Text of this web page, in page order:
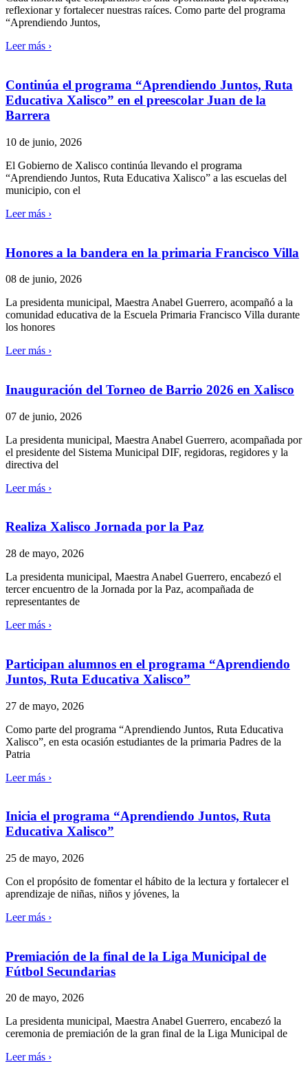
reflexionar y fortalecer nuestras raíces. Como parte del programa
“Aprendiendo Juntos,
Leer más ›
Continúa el programa “Aprendiendo Juntos, Ruta
Educativa Xalisco” en el preescolar Juan de la
Barrera
10 de junio, 2026
El Gobierno de Xalisco continúa llevando el programa
“Aprendiendo Juntos, Ruta Educativa Xalisco” a las escuelas del
municipio, con el
Leer más ›
Honores a la bandera en la primaria Francisco Villa
08 de junio, 2026
La presidenta municipal, Maestra Anabel Guerrero, acompañó a la
comunidad educativa de la Escuela Primaria Francisco Villa durante
los honores
Leer más ›
Inauguración del Torneo de Barrio 2026 en Xalisco
07 de junio, 2026
La presidenta municipal, Maestra Anabel Guerrero, acompañada por
el presidente del Sistema Municipal DIF, regidoras, regidores y la
directiva del
Leer más ›
Realiza Xalisco Jornada por la Paz
28 de mayo, 2026
La presidenta municipal, Maestra Anabel Guerrero, encabezó el
tercer encuentro de la Jornada por la Paz, acompañada de
representantes de
Leer más ›
Participan alumnos en el programa “Aprendiendo
Juntos, Ruta Educativa Xalisco”
27 de mayo, 2026
Como parte del programa “Aprendiendo Juntos, Ruta Educativa
Xalisco”, en esta ocasión estudiantes de la primaria Padres de la
Patria
Leer más ›
Inicia el programa “Aprendiendo Juntos, Ruta
Educativa Xalisco”
25 de mayo, 2026
Con el propósito de fomentar el hábito de la lectura y fortalecer el
aprendizaje de niñas, niños y jóvenes, la
Leer más ›
Premiación de la final de la Liga Municipal de
Fútbol Secundarias
20 de mayo, 2026
La presidenta municipal, Maestra Anabel Guerrero, encabezó la
ceremonia de premiación de la gran final de la Liga Municipal de
Leer más ›